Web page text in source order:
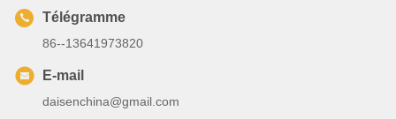
Télégramme
86--13641973820
E-mail
daisenchina@gmail.com